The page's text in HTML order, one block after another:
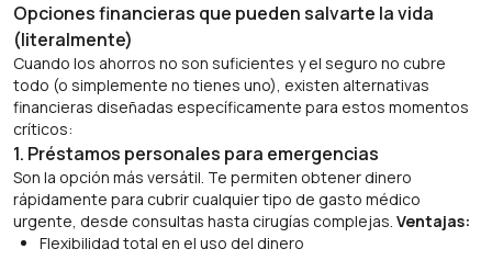
Opciones financieras que pueden salvarte la vida
(literalmente)
Cuando los ahorros no son suficientes y el seguro no cubre
todo (o simplemente no tienes uno), existen alternativas
financieras diseñadas específicamente para estos momentos
críticos:
1. Préstamos personales para emergencias
Son la opción más versátil. Te permiten obtener dinero
rápidamente para cubrir cualquier tipo de gasto médico
urgente, desde consultas hasta cirugías complejas. Ventajas:
Flexibilidad total en el uso del dinero